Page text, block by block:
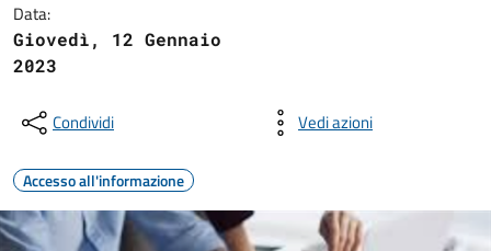
Data:
Giovedì, 12 Gennaio
2023
Condividi Vedi azioni
Accesso all'informazione